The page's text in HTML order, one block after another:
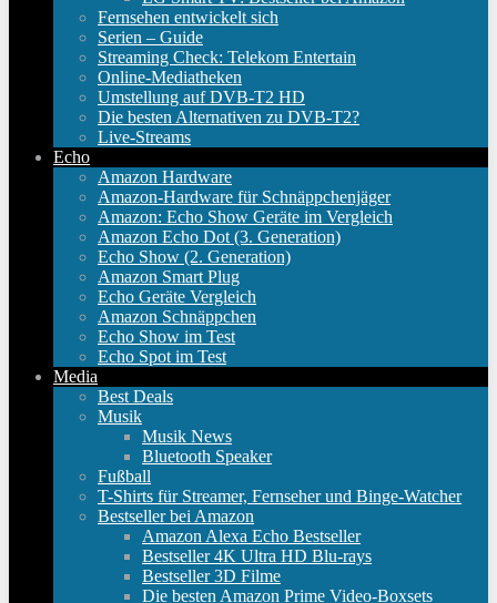
Fernsehen entwickelt sich
Serien – Guide
Streaming Check: Telekom Entertain
Online-Mediatheken
Umstellung auf DVB-T2 HD
Die besten Alternativen zu DVB-T2?
Live-Streams
Echo
Amazon Hardware
Amazon-Hardware für Schnäppchenjäger
Amazon: Echo Show Geräte im Vergleich
Amazon Echo Dot (3. Generation)
Echo Show (2. Generation)
Amazon Smart Plug
Echo Geräte Vergleich
Amazon Schnäppchen
Echo Show im Test
Echo Spot im Test
Media
Best Deals
Musik
Musik News
Bluetooth Speaker
Fußball
T-Shirts für Streamer, Fernseher und Binge-Watcher
Bestseller bei Amazon
Amazon Alexa Echo Bestseller
Bestseller 4K Ultra HD Blu-rays
Bestseller 3D Filme
Die besten Amazon Prime Video-Boxsets